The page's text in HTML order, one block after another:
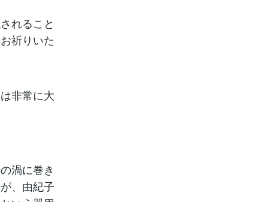
れること
祈りいた
非常に大
渦に巻き
、由紀子